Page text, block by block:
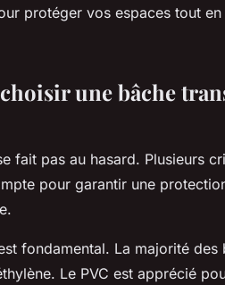
protéger vos espaces tout
une bâche
fait pas au hasard. Plusieurs
pour garantir une
fondamental. La majorité des
Le PVC est apprécié